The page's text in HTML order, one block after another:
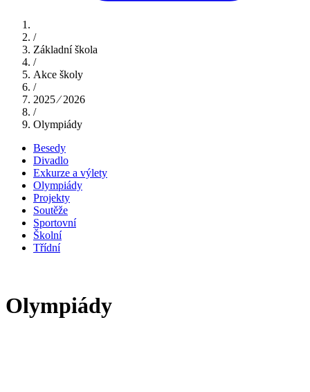
/
Základní škola
/
Akce školy
/
2025 ⁄ 2026
/
Olympiády
Besedy
Divadlo
Exkurze a výlety
Olympiády
Projekty
Soutěže
Sportovní
Školní
Třídní
Olympiády